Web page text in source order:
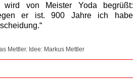
wird von Meister Yoda begrüßt:
er ist. 900 Jahre ich habe
Mettler. Idee: Markus Mettler